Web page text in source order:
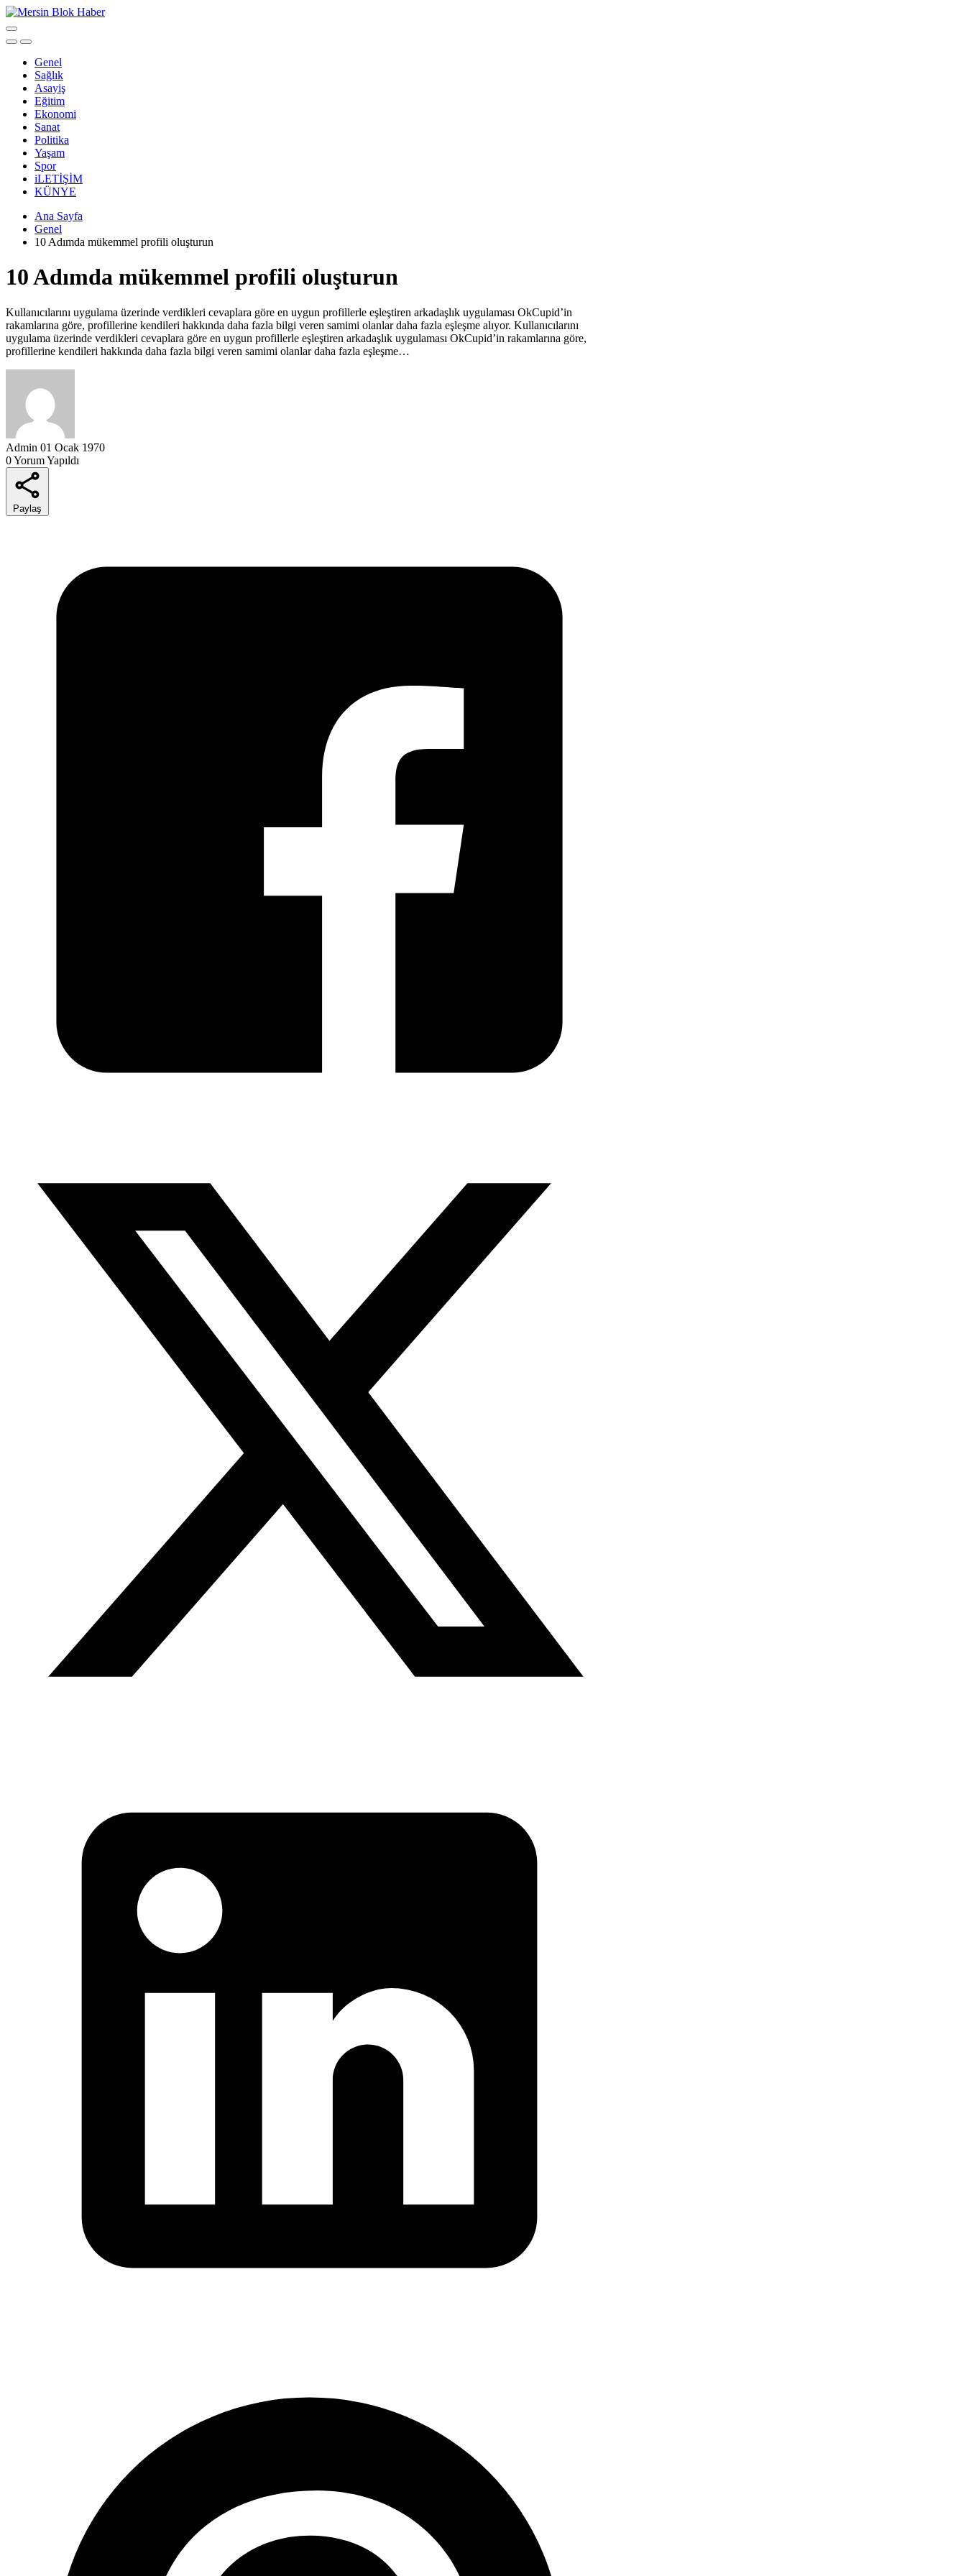
Genel
Sağlık
Asayiş
Eğitim
Ekonomi
Sanat
Politika
Yaşam
Spor
iLETİŞİM
KÜNYE
Ana Sayfa
Genel
10 Adımda mükemmel profili oluşturun
10 Adımda mükemmel profili oluşturun
Kullanıcılarını uygulama üzerinde verdikleri cevaplara göre en uygun profillerle eşleştiren arkadaşlık uygulaması OkCupid’in
rakamlarına göre, profillerine kendileri hakkında daha fazla bilgi veren samimi olanlar daha fazla eşleşme alıyor. Kullanıcılarını
uygulama üzerinde verdikleri cevaplara göre en uygun profillerle eşleştiren arkadaşlık uygulaması OkCupid’in rakamlarına göre,
profillerine kendileri hakkında daha fazla bilgi veren samimi olanlar daha fazla eşleşme…
Admin 01 Ocak 1970
0 Yorum Yapıldı
Paylaş